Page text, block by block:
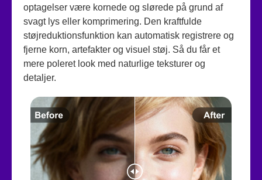
optagelser være kornede og slørede på grund af
svagt lys eller komprimering. Den kraftfulde
støjreduktionsfunktion kan automatisk registrere og
fjerne korn, artefakter og visuel støj. Så du får et
mere poleret look med naturlige teksturer og
detaljer.